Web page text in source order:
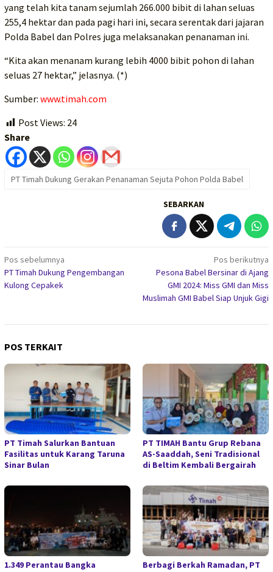
yang telah kita tanam sejumlah 266.000 bibit di lahan seluas
255,4 hektar dan pada pagi hari ini, secara serentak dari jajaran
Polda Babel dan Polres juga melaksanakan penanaman ini.
“Kita akan menanam kurang lebih 4000 bibit pohon di lahan
seluas 27 hektar,” jelasnya. (*)
Sumber: www.timah.com
Post Views: 24
Share
PT Timah Dukung Gerakan Penanaman Sejuta Pohon Polda Babel
SEBARKAN
Navigasi
pos
Pos sebelumnya
PT Timah Dukung Pengembangan
Kulong Cepakek
Pos berikutnya
Pesona Babel Bersinar di Ajang
GMI 2024: Miss GMI dan Miss
Muslimah GMI Babel Siap Unjuk Gigi
POS TERKAIT
PT Timah Salurkan Bantuan
Fasilitas untuk Karang Taruna
Sinar Bulan
PT TIMAH Bantu Grup Rebana
AS-Saaddah, Seni Tradisional
di Beltim Kembali Bergairah
1.349 Perantau Bangka
Berbagi Berkah Ramadan, PT